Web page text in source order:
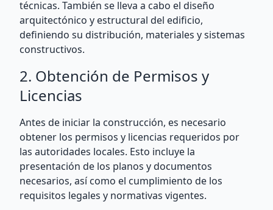
técnicas. También se lleva a cabo el diseño
arquitectónico y estructural del edificio,
definiendo su distribución, materiales y sistemas
constructivos.
2. Obtención de Permisos y
Licencias
Antes de iniciar la construcción, es necesario
obtener los permisos y licencias requeridos por
las autoridades locales. Esto incluye la
presentación de los planos y documentos
necesarios, así como el cumplimiento de los
requisitos legales y normativas vigentes.